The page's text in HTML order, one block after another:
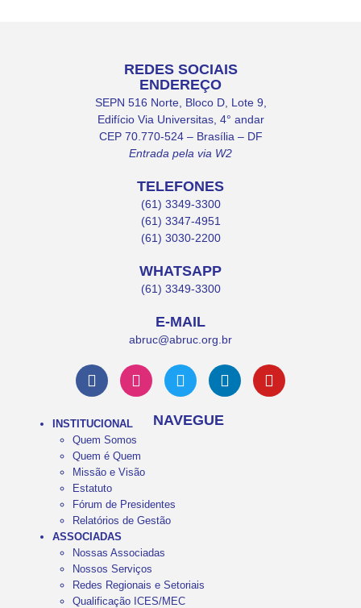
REDES SOCIAIS
ENDEREÇO
SEPN 516 Norte, Bloco D, Lote 9,
Edifício Via Universitas, 4° andar
CEP 70.770-524 – Brasília – DF
Entrada pela via W2
TELEFONES
(61) 3349-3300
(61) 3347-4951
(61) 3030-2200
WHATSAPP
(61) 3349-3300
E-MAIL
abruc@abruc.org.br
NAVEGUE
INSTITUCIONAL
Quem Somos
Quem é Quem
Missão e Visão
Estatuto
Fórum de Presidentes
Relatórios de Gestão
ASSOCIADAS
Nossas Associadas
Nossos Serviços
Redes Regionais e Setoriais
Qualificação ICES/MEC